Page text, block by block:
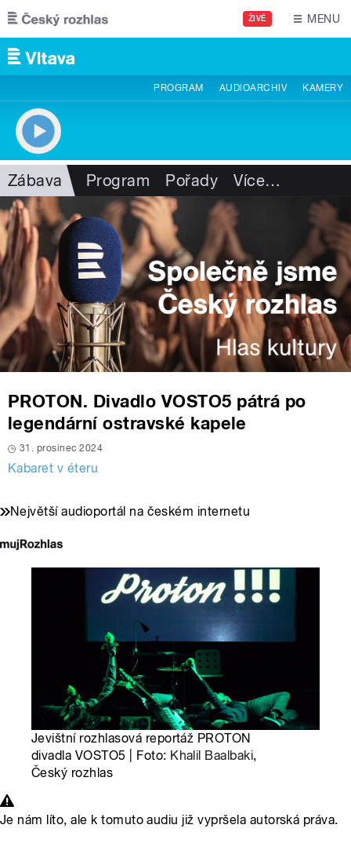
Přejít k hlavnímu obsahu
ŽIVĚ MENU
PROGRAM AUDIOARCHIV KAMERY
Zábava Program Pořady Více…
PROTON. Divadlo VOSTO5 pátrá po
legendární ostravské kapele
31. prosinec 2024
Kabaret v éteru
Největší audioportál na českém internetu
Jevištní rozhlasová reportáž PROTON
divadla VOSTO5 | Foto: Khalil Baalbaki,
Český rozhlas
Je nám líto, ale k tomuto audiu již vypršela autorská práva.